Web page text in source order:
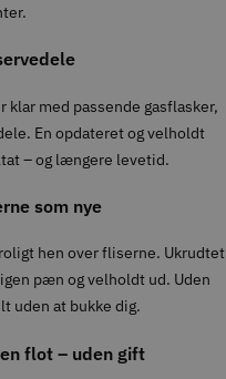
med passende gasflasker,
En opdateret og velholdt
– og længere levetid.
som nye
hen over fliserne. Ukrudtet
pæn og velholdt ud. Uden
uden at bukke dig.
flot – uden gift